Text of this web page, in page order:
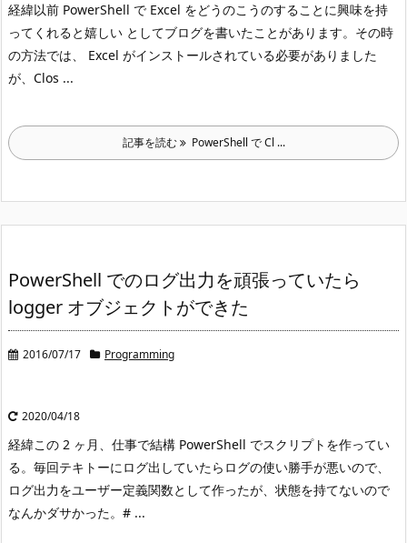
経緯以前 PowerShell で Excel をどうのこうのすることに興味を持
ってくれると嬉しい としてブログを書いたことがあります。 その時
の方法では、 Excel がインストールされている必要がありました
が、Clos ...
記事を読む PowerShell で Cl ...
PowerShell でのログ出力を頑張っていたら
logger オブジェクトができた
2016/07/17 Programming
2020/04/18
経緯この 2 ヶ月、仕事で結構 PowerShell でスクリプトを作ってい
る。 毎回テキトーにログ出していたらログの使い勝手が悪いので、
ログ出力をユーザー定義関数として作ったが、状態を持てないので
なんかダサかった。 # ...